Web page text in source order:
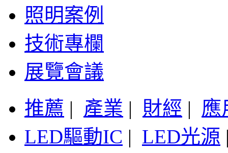
照明案例
技術專欄
展覽會議
推薦 | 產業 | 財經 | 應
LED驅動IC | LED光源